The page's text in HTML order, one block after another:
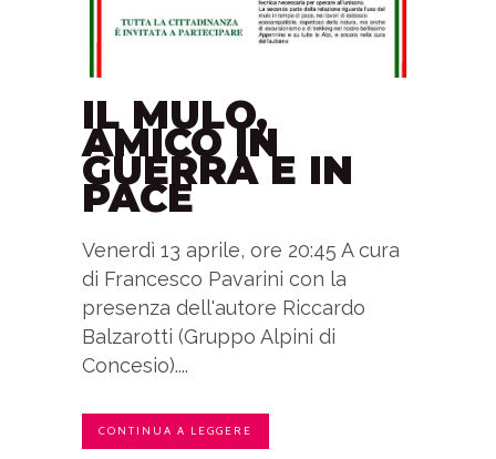
IL MULO,
AMICO IN
GUERRA E IN
PACE
Venerdì 13 aprile, ore 20:45 A cura
di Francesco Pavarini con la
presenza dell'autore Riccardo
Balzarotti (Gruppo Alpini di
Concesio)....
CONTINUA A LEGGERE